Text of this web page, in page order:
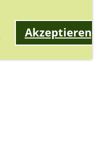
Akzeptieren